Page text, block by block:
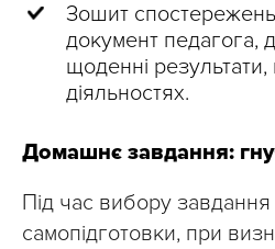
Зошит
документ педагога,
щоденні результати,
діяльностях.
Домашнє завдання:
Під час вибору
самопідготовки, при